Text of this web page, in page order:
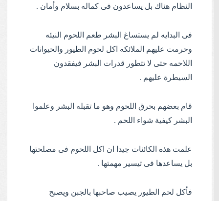
النظام هناك بل يساعدون فى كماله بسلام وأمان .
فى البدايه لم يستساغ البشر طعم اللحوم النيئه
وحرمت عليهم الملائكه اكل لحوم الطيور والحيوانات
اللاحمه حتى لا تتطور قدرات البشر فيفقدون
السيطرة عليهم .
قام بعضهم بحرق اللحوم وهو ما تقبله البشر وعلموا
البشر كيفية شواء اللحم .
علمت هذه الكائنات جيدا ان اكل اللحوم فى مصلحتها
بل يساعدها فى تيسير مهمتها .
فأكل لحم الطيور يصيب صاحبها بالجبن ويصبح